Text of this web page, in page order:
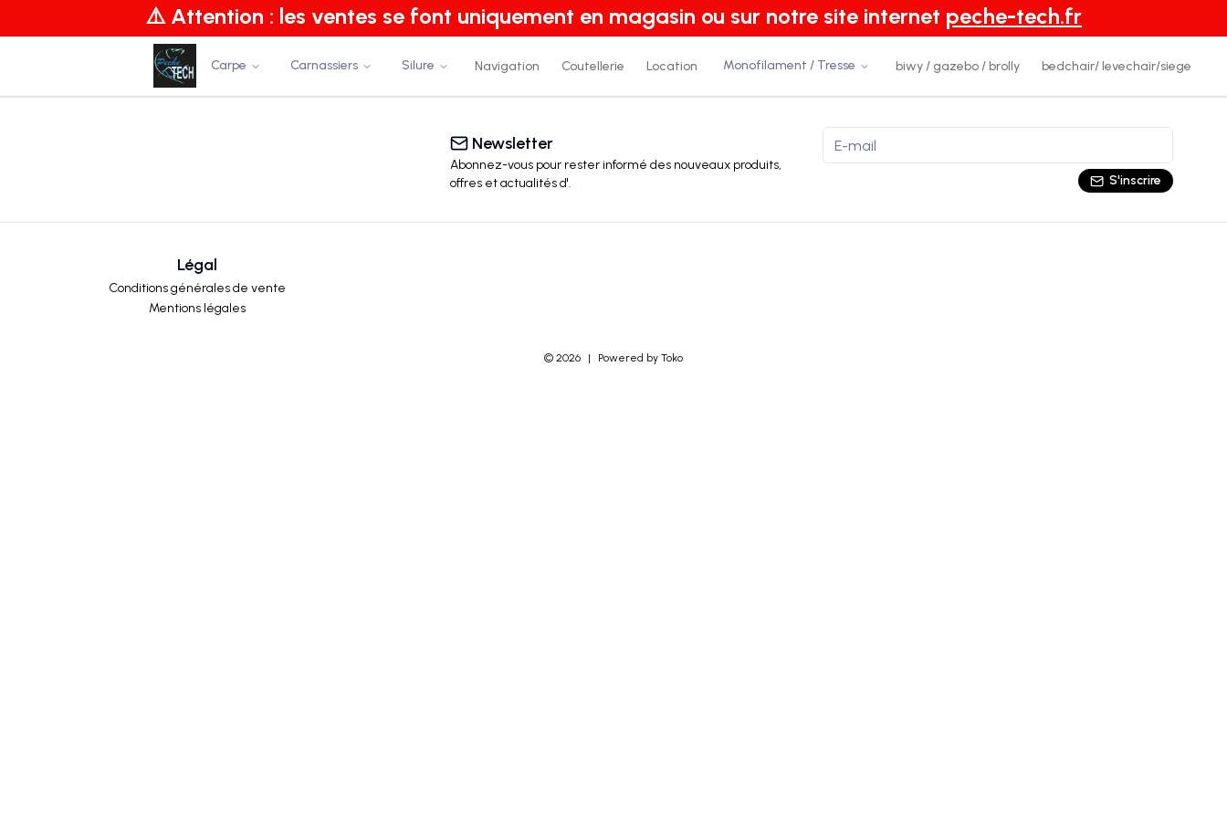
⚠️ Attention : les ventes se font uniquement en magasin ou sur notre site internet peche-tech.fr
Carpe Carnassiers Silure Navigation Coutellerie Location Monofilament / Tresse biwy / gazebo / brolly bedchair/ levechair/siege
Newsletter
Abonnez-vous pour rester informé des nouveaux produits,
offres et actualitésd'. S'inscrire
Légal
Conditions générales de vente
Mentions légales
© 2026 | Powered by Toko